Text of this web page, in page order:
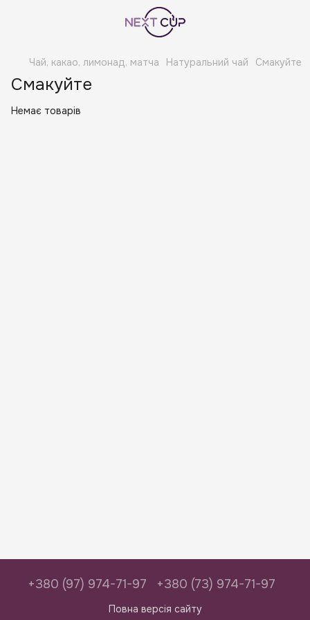
Чай, какао, лимонад, матча Натуральний чай Смакуйте
Смакуйте
Немає товарів
+380 (97) 974-71-97 +380 (73) 974-71-97
Повна версія сайту